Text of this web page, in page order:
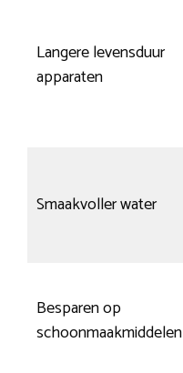
Langere levensduur
apparaten
Smaakvoller water
Besparen op
schoonmaakmiddelen